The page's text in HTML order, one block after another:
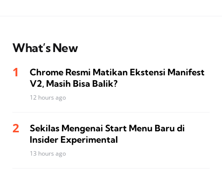
What’s New
Chrome Resmi Matikan Ekstensi Manifest
V2, Masih Bisa Balik?
12 hours ago
Sekilas Mengenai Start Menu Baru di
Insider Experimental
13 hours ago